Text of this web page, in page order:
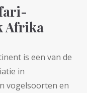
Afrika
is een van de
in
vogelsoorten en